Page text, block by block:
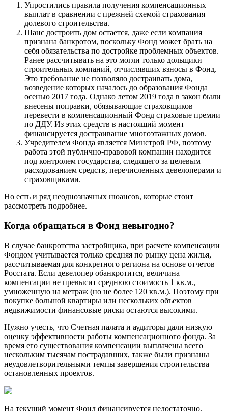
Упростились правила получения компенсационных
выплат в сравнении с прежней схемой страхования
долевого строительства.
Шанс достроить дом остается, даже если компания
признана банкротом, поскольку Фонд может брать на
себя обязательства по достройке проблемных объектов.
Ранее рассчитывать на это могли только дольщики
строительных компаний, отчислявших взносы в Фонд.
Это требование не позволяло достраивать дома,
возведение которых началось до образования Фонда
осенью 2017 года. Однако летом 2019 года в закон были
внесены поправки, обязывающие страховщиков
перевести в компенсационный Фонд страховые премии
по ДДУ. Из этих средств в настоящий момент
финансируется достраивание многоэтажных домов.
Учредителем Фонда является Минстрой РФ, поэтому
работа этой публично-правовой компании находится
под контролем государства, следящего за целевым
расходованием средств, перечисленных девелоперами и
страховщиками.
Но есть и ряд неоднозначных нюансов, которые стоит
рассмотреть подробнее.
Когда обращаться в Фонд невыгодно?
В случае банкротства застройщика, при расчете компенсации
Фондом учитывается только средняя по рынку цена жилья,
рассчитываемая для конкретного региона на основе отчетов
Росстата. Если девелопер обанкротится, величина
компенсации не превысит среднюю стоимость 1 кв.м.,
умноженную на метраж (но не более 120 кв.м.). Поэтому при
покупке большой квартиры или нескольких объектов
недвижимости финансовые риски остаются высокими.
Нужно учесть, что Счетная палата и аудиторы дали низкую
оценку эффективности работы компенсационного фонда. За
время его существования компенсации выплачены всего
нескольким тысячам пострадавших, также были признаны
неудовлетворительными темпы завершения строительства
остановленных проектов.
На текущий момент Фонд финансируется недостаточно,